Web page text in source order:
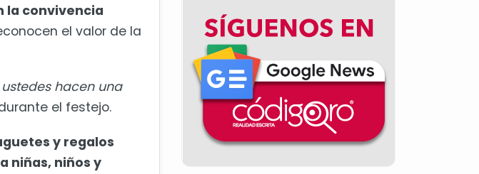
la convivencia
el valor de la
hacen una
el festejo.
y regalos
niñas, niños y